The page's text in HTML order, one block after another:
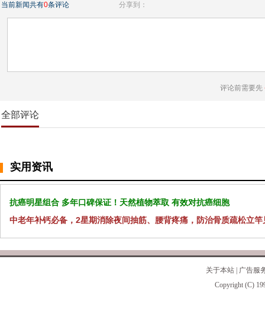
当前新闻共有0条评论 分享到：
评论前需要先
全部评论
实用资讯
抗癌明星组合 多年口碑保证！天然植物萃取 有效对抗癌细胞
中老年补钙必备，2星期消除夜间抽筋、腰背疼痛，防治骨质疏松立竿
关于本站
广告服
Copyright (C)